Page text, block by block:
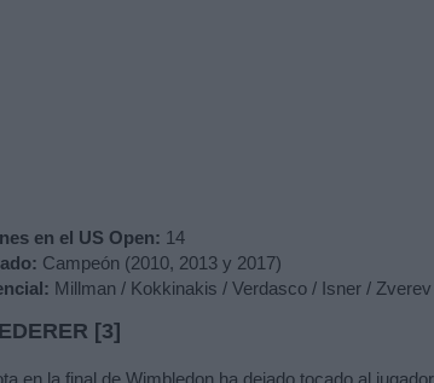
en el US Open: 14
Campeón (2010, 2013 y 2017)
Millman / Kokkinakis / Verdasco / Isner /
[3]
en la final de Wimbledon ha dejado tocado al